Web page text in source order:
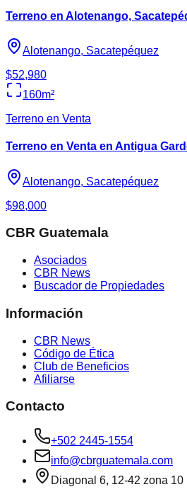
Terreno en Alotenango,
Alotenango, Sacatepéquez
$52,980
160m²
Terreno en Venta
Terreno en Venta en Antigua
Alotenango, Sacatepéquez
$98,000
CBR Guatemala
Asociados
CBR News
Buscador de Propiedades
Información
CBR News
Código de Ética
Club de Beneficios
Afiliarse
Contacto
+502 2445-1554
info@cbrguatemala.com
Diagonal 6, 12-42 zona